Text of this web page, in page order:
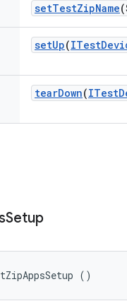
setTestZipName
setUp(ITest
tearDown(ITest
Setup
()